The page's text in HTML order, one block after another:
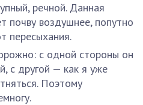
речной. Данная
почву воздушнее, попутно
пересыхания.
с одной стороны он
с другой — как я уже
Поэтому